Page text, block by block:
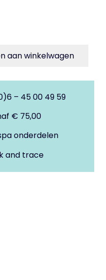
aan winkelwagen
– 45 00 49 59
€ 75,00
onderdelen
and trace